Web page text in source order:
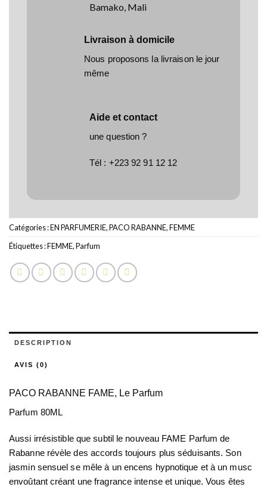
Bamako, Mali
Livraison à domicile
Nous proposons la livraison le jour
même
Aide et contact
une question ?
Tél : +223 92 91 12 12
Catégories :EN PARFUMERIE,PACO RABANNE,FEMME
Étiquettes :FEMME,Parfum
DESCRIPTION
AVIS (0)
PACO RABANNE FAME, Le Parfum
Parfum 80ML
Aussi irrésistible que subtil le nouveau FAME Parfum de
Rabanne révèle des accords toujours plus séduisants. Son
jasmin sensuel se mêle à un encens hypnotique et à un musc
envoûtant créant une fragrance intense et unique. Vous êtes